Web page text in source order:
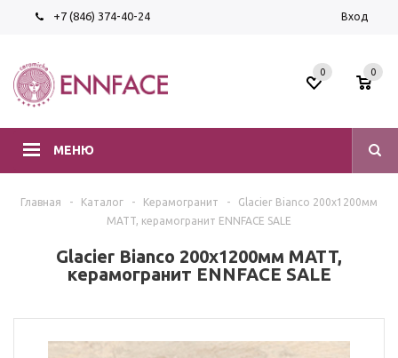
+7 (846) 374-40-24 Вход
МЕНЮ
0 0
Главная - Каталог - Керамогранит -
Glacier Bianco 200х1200мм
MATT, керамогранит ENNFACE SALE
Glacier Bianco 200х1200мм MATT,
керамогранит ENNFACE SALE